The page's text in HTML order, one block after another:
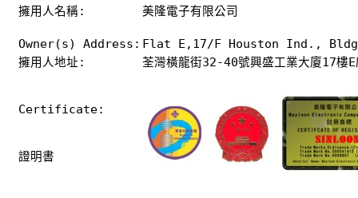
擁用人名稱:
美隆電子有限公司
Owner(s) Address: Flat E,17/F Houston Ind.,
擁用人地址:
荃灣橫龍街32-40號興盛工業大廈17樓E
Certificate:
證明書